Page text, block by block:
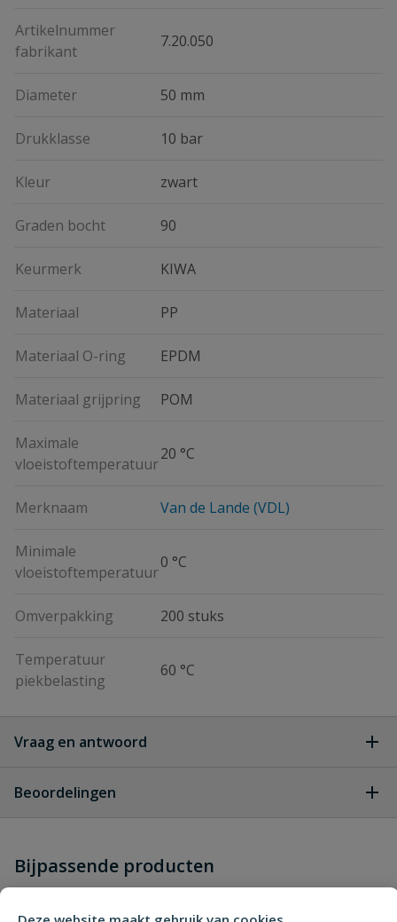
Artikelnummer
fabrikant
7.20.050
Diameter 50 mm
Drukklasse 10 bar
Kleur zwart
Graden bocht 90
Keurmerk KIWA
Materiaal PP
Materiaal O-ring EPDM
Materiaal grijpring POM
Maximale
vloeistoftemperatuur
20 °C
Merknaam Van de Lande (VDL)
Minimale
vloeistoftemperatuur
0 °C
Omverpakking 200 stuks
Temperatuur
piekbelasting
60 °C
Vraag en antwoord
dit product?
Beoordelingen
Schrijf zelf een beoordeling
Bijpassende producten